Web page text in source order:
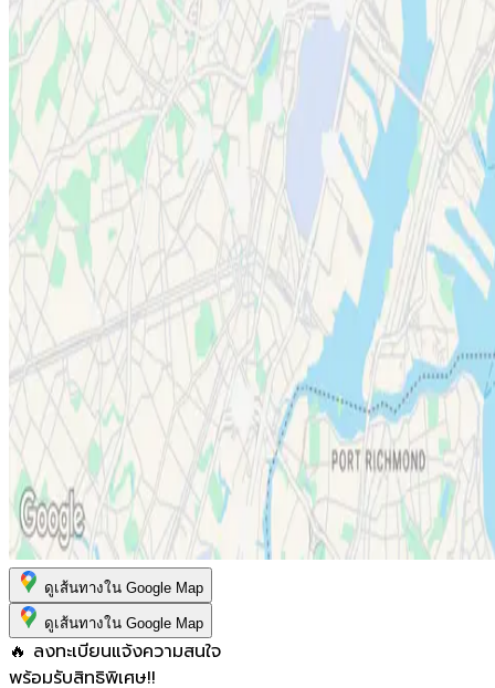
ดูเส้นทางใน Google Map
ดูเส้นทางใน Google Map
🔥 ลงทะเบียนแจ้งความสนใจ
พร้อมรับสิทธิพิเศษ!!